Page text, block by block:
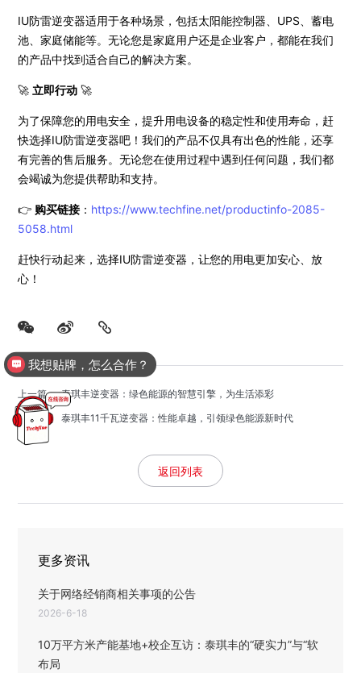
IU防雷逆变器适用于各种场景，包括太阳能控制器、UPS、蓄电
池、家庭储能等。无论您是家庭用户还是企业客户，都能在我们
的产品中找到适合自己的解决方案。
🚀立即行动 🚀
为了保障您的用电安全，提升用电设备的稳定性和使用寿命，赶
快选择IU防雷逆变器吧！我们的产品不仅具有出色的性能，还享
有完善的售后服务。无论您在使用过程中遇到任何问题，我们都
会竭诚为您提供帮助和支持。
👉 购买链接 ： https://www.techfine.net/productinfo-2085-
5058.html
赶快行动起来，选择IU防雷逆变器，让您的用电更加安心、放
心！
上一篇： 泰琪丰逆变器：绿色能源的智慧引擎，为生活添彩
下一篇 ： 泰琪丰11千瓦逆变器：性能卓越，引领绿色能源新时代
返回列表
更多资讯
关于网络经销商相关事项的公告
2026-6-18
10万平方米产能基地+校企互访：泰琪丰的“硬实力”与“软
布局
我想贴牌，怎么合作？